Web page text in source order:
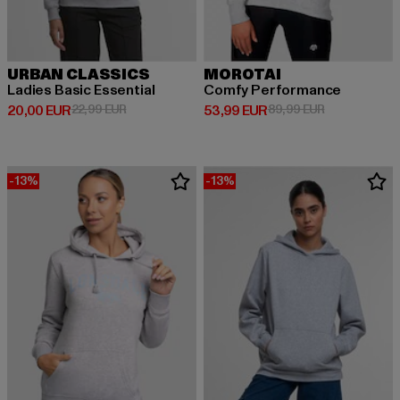
URBAN CLASSICS
Ladies Basic Essential
20,00 EUR
Derzeitiger Preis: 20,00 EUR
22,99 EURAktionspreis: 22,99 EUR
MOROTAI
Comfy Performance
53,99 EUR
Derzeitiger Preis: 53,99 EUR
89,99 EURAktionspreis:
-13% -13%